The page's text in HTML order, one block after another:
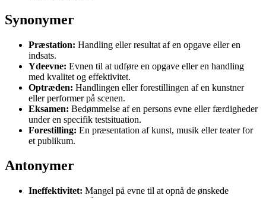
Synonymer
Præstation: Handling eller resultat af en opgave eller en
indsats.
Ydeevne: Evnen til at udføre en opgave eller en handling
med kvalitet og effektivitet.
Optræden: Handlingen eller forestillingen af en kunstner
eller performer på scenen.
Eksamen: Bedømmelse af en persons evne eller færdigheder
under en specifik testsituation.
Forestilling: En præsentation af kunst, musik eller teater for
et publikum.
Antonymer
Ineffektivitet: Mangel på evne til at opnå de ønskede